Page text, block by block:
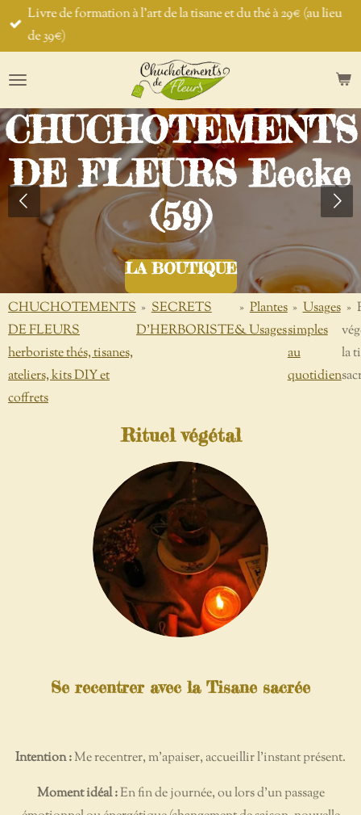
Passer
principal
Livre de formation à l'art de la tisane et du thé à 29€ (au lieu
de 39€)
CHUCHOTEMENTS
DE FLEURS Eecke
(59)
LA BOUTIQUE
CHUCHOTEMENTS
DE FLEURS
herboriste thés, tisanes,
ateliers, kits DIY et
coffrets
» SECRETS
D'HERBORISTE
» Plantes
& Usages
» Usages
simples
au
quotidien
»
la
Rituel végétal
Se recentrer avec la Tisane sacrée
Intention :Me recentrer, m’apaiser, accueillir l’instant présent.
Moment idéal :En fin de journée, ou lors d’un passage